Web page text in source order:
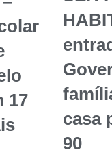
17
casa
90